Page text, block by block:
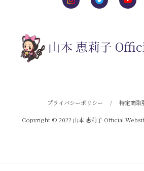
山本 恵莉子
プライバシーポリシー / 特定商取
Copyright © 2022 山本 恵莉子 Official